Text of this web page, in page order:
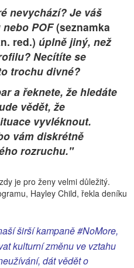
nevychází? Je váš
POF(seznamka
red.) úplně jiný, než
Necítíte se
trochu divné?
a řeknete, že hledáte
vědět, že
vyvléknout.
vám diskrétně
rozruchu."
je pro ženy velmi důležitý.
Hayley Child, řekla deníku
širší kampaně #NoMore,
kulturní změnu ve vztahu
dát vědět o